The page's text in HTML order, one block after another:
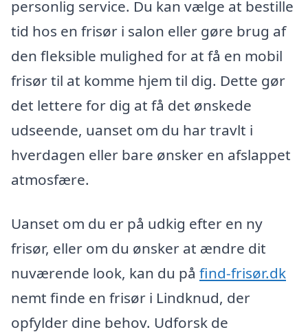
personlig service. Du kan vælge at bestille
tid hos en frisør i salon eller gøre brug af
den fleksible mulighed for at få en mobil
frisør til at komme hjem til dig. Dette gør
det lettere for dig at få det ønskede
udseende, uanset om du har travlt i
hverdagen eller bare ønsker en afslappet
atmosfære.
Uanset om du er på udkig efter en ny
frisør, eller om du ønsker at ændre dit
nuværende look, kan du på find-frisør.dk
nemt finde en frisør i Lindknud, der
opfylder dine behov. Udforsk de